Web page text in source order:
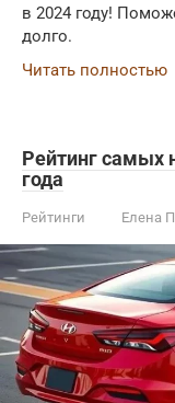
в 2024 году!
долго.
Читать полностью
Рейтинг самых
года
Рейтинги Елена